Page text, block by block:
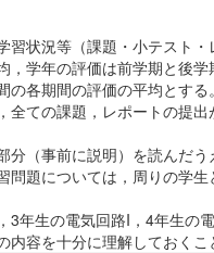
状況等（課題・小テスト
，学年の評価は前学期と後
の各期間の評価の平均とす
全ての課題，レポートの提
分（事前に説明）を読んだ
問題については，周りの学
3年生の電気回路I，4年生の
内容を十分に理解しておくこ